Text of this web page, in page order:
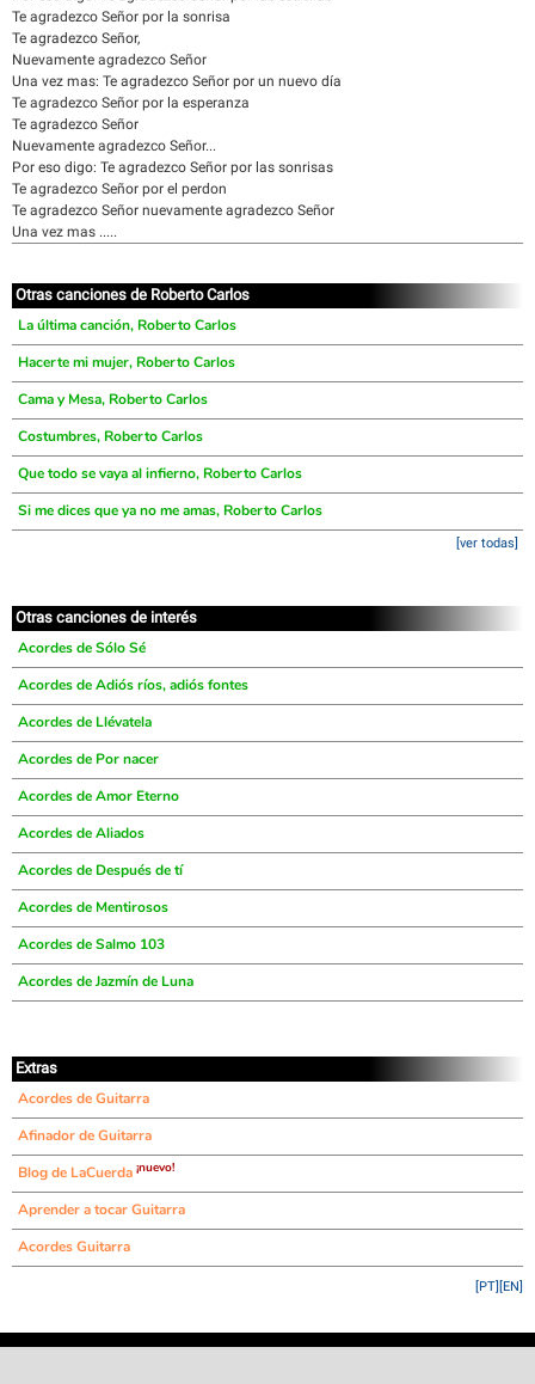
Te agradezco Señor por la sonrisa
Te agradezco Señor,
Nuevamente agradezco Señor
Una vez mas: Te agradezco Señor por un nuevo día
Te agradezco Señor por la esperanza
Te agradezco Señor
Nuevamente agradezco Señor...
Por eso digo: Te agradezco Señor por las sonrisas
Te agradezco Señor por el perdon
Te agradezco Señor nuevamente agradezco Señor
Una vez mas .....
Otras canciones de Roberto Carlos
La última canción, Roberto Carlos
Hacerte mi mujer, Roberto Carlos
Cama y Mesa, Roberto Carlos
Costumbres, Roberto Carlos
Que todo se vaya al infierno, Roberto Carlos
Si me dices que ya no me amas, Roberto Carlos
[ver todas]
Otras canciones de interés
Acordes de Sólo Sé
Acordes de Adiós ríos, adiós fontes
Acordes de Llévatela
Acordes de Por nacer
Acordes de Amor Eterno
Acordes de Aliados
Acordes de Después de tí
Acordes de Mentirosos
Acordes de Salmo 103
Acordes de Jazmín de Luna
Extras
Acordes de Guitarra
Afinador de Guitarra
Blog de LaCuerda ¡nuevo!
Aprender a tocar Guitarra
Acordes Guitarra
[EN]
[PT]